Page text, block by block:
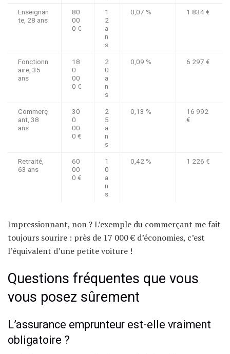
Enseignan
te, 28 ans
80
00
0 €
1
2
a
n
s
0,07 % 1 834 €
Fonctionn
aire, 35
ans
18
0
00
0 €
2
0
a
n
s
0,09 % 6 297 €
Commerç
ant, 38
ans
30
0
00
0 €
2
5
a
n
s
0,13 %
16 992
€
Retraité,
63 ans
60
00
0 €
1
0
a
n
s
0,42 % 1 226 €
Impressionnant, non ? L’exemple du commerçant me fait
toujours sourire : près de 17 000 € d’économies, c’est
l’équivalent d’une petite voiture !
Questions fréquentes que vous
vous posez sûrement
L’assurance emprunteur est-elle vraiment
obligatoire ?